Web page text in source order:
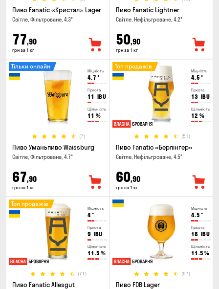
Пиво Fanatic «Кристал» Lager
Світле, Фільтроване, 4.3°
77,90
грн за 1 кг
Пиво Fanatic Lightner
Світле, Нефільтроване, 4.2°
50,90
грн за 1 кг
Міцність
4.7 °
Гіркота
11 IBU
Щільність
11 %
(7)
Тільки онлайн
Пиво Уманьпиво Waissburg
Світле, Фільтроване, 4.7°
67,90
грн за 1 кг
Міцність
4.5 °
Гіркота
13 IBU
Щільність
12 %
(51)
Топ продажів
Пиво Fanatic «Берлінгер»
Світле, Нефільтроване, 4.5°
60,90
грн за 1 кг
Міцність
4°
Гіркота
9 IBU
Щільність
11.5 %
(71)
Топ продажів
Пиво Fanatic Allesgut
Міцність
4.5 °
Гіркота
18 IBU
Щільність
11.5 %
(57)
Пиво FDB Lager